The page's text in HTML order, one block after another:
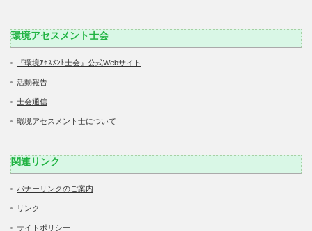
環境アセスメント士会
『環境ｱｾｽﾒﾝﾄ士会』公式Webサイト
活動報告
士会通信
環境アセスメント士について
関連リンク
バナーリンクのご案内
リンク
サイトポリシー